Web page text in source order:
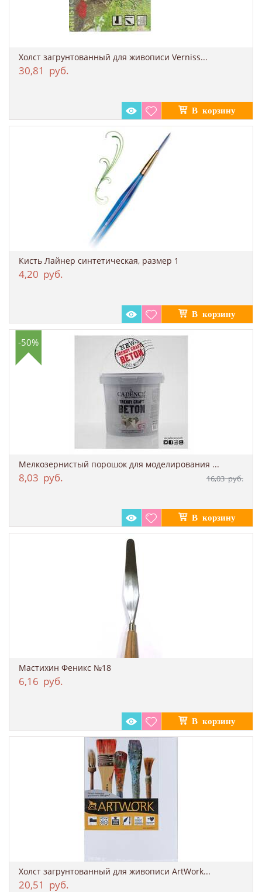
Холст загрунтованный для живописи Verniss...
30,81 руб.
​Кисть Лайнер синтетическая, размер 1
4,20 руб.
-50%
Мелкозернистый порошок для моделирования ...
8,03 руб. 16,03руб.
Мастихин Феникс №18
6,16 руб.
Холст загрунтованный для живописи ArtWork...
20,51 руб.